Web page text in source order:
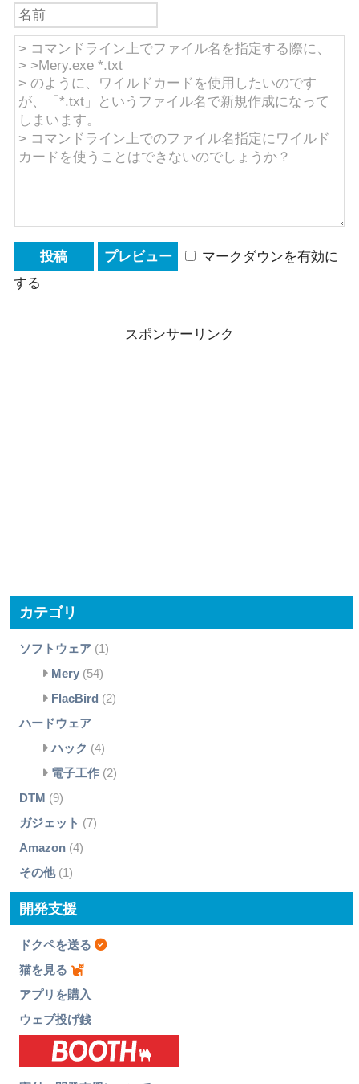
マークダウンを有効に
する
スポンサーリンク
カテゴリ
ソフトウェア(1)
Mery(54)
FlacBird (2)
ハードウェア
ハック (4)
電子工作(2)
DTM (9)
ガジェット (7)
Amazon(4)
その他(1)
開発支援
ドクペを送る
猫を見る
アプリを購入
ウェブ投げ銭